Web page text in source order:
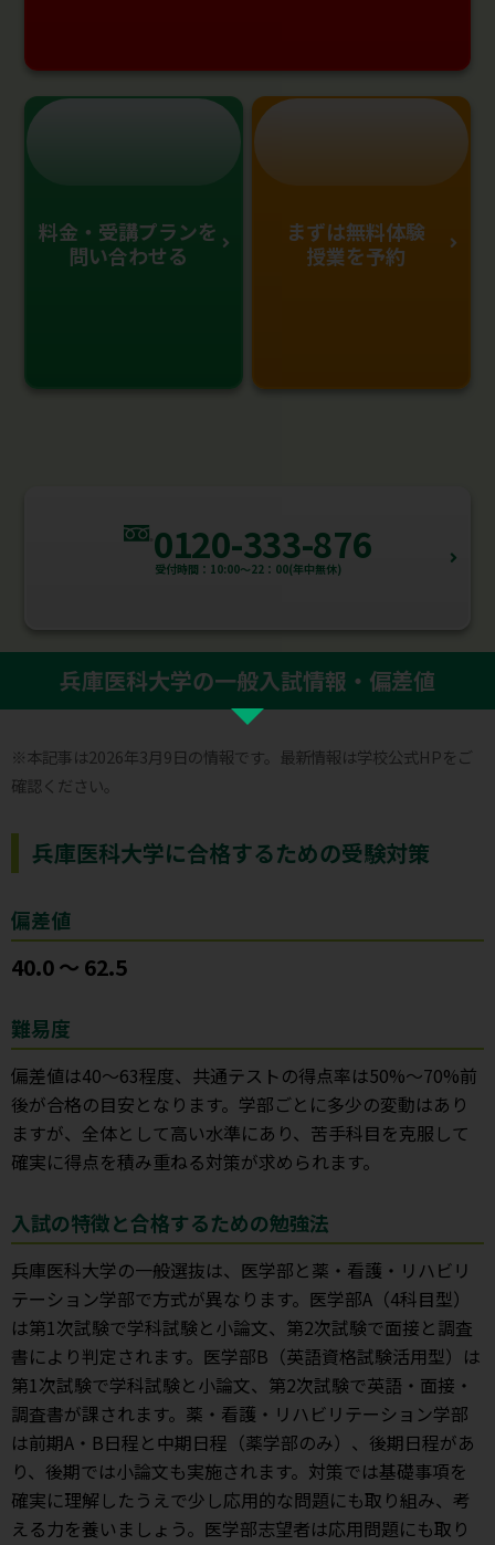
料金・受講プランを
問い合わせる
まずは無料体験
授業を予約
0120-333-876
受付時間：10:00～22：00(年中無休)
兵庫医科大学の一般入試情報・偏差値
※本記事は2026年3月9日の情報です。最新情報は学校公式HPをご
確認ください。
兵庫医科大学に合格するための受験対策
偏差値
40.0 〜 62.5
難易度
偏差値は40〜63程度、共通テストの得点率は50%〜70%前
後が合格の目安となります。学部ごとに多少の変動はあり
ますが、全体として高い水準にあり、苦手科目を克服して
確実に得点を積み重ねる対策が求められます。
入試の特徴と合格するための勉強法
兵庫医科大学の一般選抜は、医学部と薬・看護・リハビリ
テーション学部で方式が異なります。医学部A（4科目型）
は第1次試験で学科試験と小論文、第2次試験で面接と調査
書により判定されます。医学部B（英語資格試験活用型）は
第1次試験で学科試験と小論文、第2次試験で英語・面接・
調査書が課されます。薬・看護・リハビリテーション学部
は前期A・B日程と中期日程（薬学部のみ）、後期日程があ
り、後期では小論文も実施されます。対策では基礎事項を
確実に理解したうえで少し応用的な問題にも取り組み、考
える力を養いましょう。医学部志望者は応用問題にも取り